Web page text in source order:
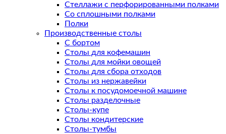
Стеллажи с перфорированными полками
Со сплошными полками
Полки
Производственные столы
С бортом
Столы для кофемашин
Столы для мойки овощей
Столы для сбора отходов
Столы из нержавейки
Столы к посудомоечной машине
Столы разделочные
Столы-купе
Столы кондитерские
Столы-тумбы